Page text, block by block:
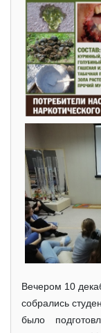
Вечером 10
собрались
было